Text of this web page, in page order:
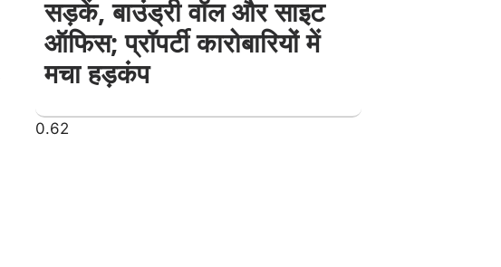
सड़कें, बाउंड्री वॉल और साइट
ऑफिस; प्रॉपर्टी कारोबारियों में
मचा हड़कंप